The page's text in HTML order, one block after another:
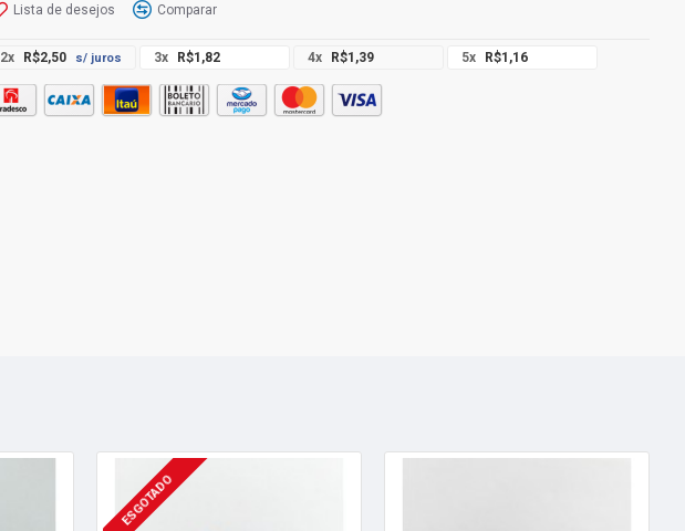
Lista de desejos Comparar
2x R$2,50 s/ juros 3x R$1,82 4x R$1,39 5x R$1,16
ESGOTADO